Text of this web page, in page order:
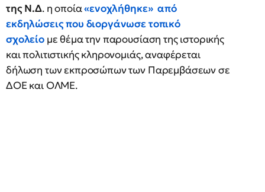
της Ν.Δ. η οποία«ενοχλήθηκε» από
εκδηλώσεις που διοργάνωσε τοπικό
σχολείομε θέμα την παρουσίαση της ιστορικής
και πολιτιστικής κληρονομιάς, αναφέρεται
δήλωση των εκπροσώπων των Παρεμβάσεων σε
ΔΟΕ και ΟΛΜΕ.